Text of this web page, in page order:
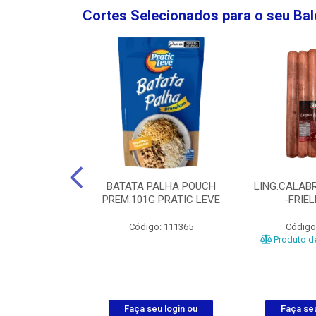
Cortes Selecionados para o seu
BATATA PALHA POUCH
PREM.101G PRATIC LEVE
Código: 111365
Faça seu login ou
-
Produto
Faça